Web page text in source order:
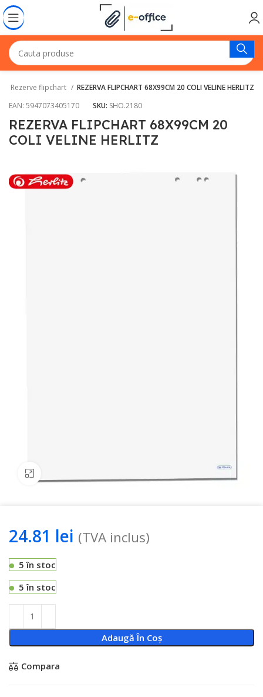
Rezerve flipchart
REZERVA FLIPCHART 68X99CM 20 COLI VELINE HERLITZ
EAN: 5947073405170 SKU: SHO.2180
REZERVA FLIPCHART 68X99CM 20
COLI VELINE HERLITZ
24.81 lei (TVA inclus)
5 în stoc
5 în stoc
Adaugă În Coș
Compara